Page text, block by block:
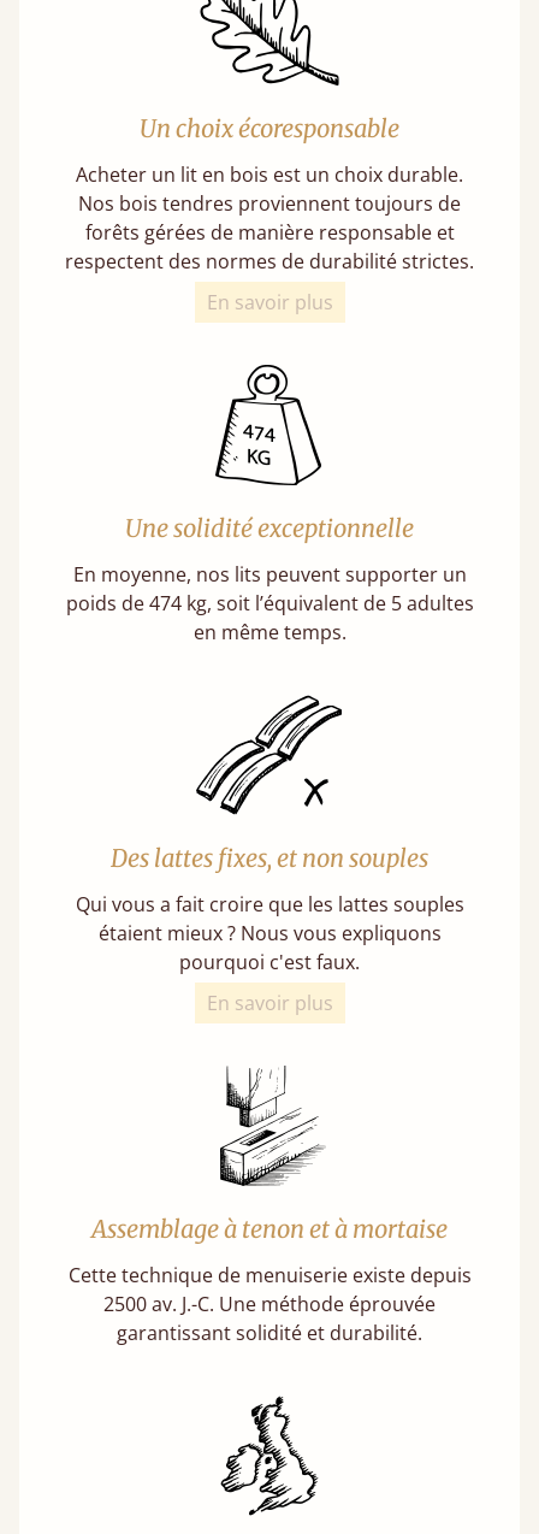
Un choix écoresponsable
Acheter un lit en bois est un choix durable.
Nos bois tendres proviennent toujours de
forêts gérées de manière responsable et
respectent des normes de durabilité strictes.
En savoir plus
Une solidité exceptionnelle
En moyenne, nos lits peuvent supporter un
poids de 474 kg, soit l’équivalent de 5 adultes
en même temps.
Des lattes fixes, et non souples
Qui vous a fait croire que les lattes souples
étaient mieux ? Nous vous expliquons
pourquoi c'est faux.
En savoir plus
Assemblage à tenon et à mortaise
Cette technique de menuiserie existe depuis
2500 av. J.-C. Une méthode éprouvée
garantissant solidité et durabilité.